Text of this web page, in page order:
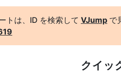
トは、ID を検索して VJump で
クイッ